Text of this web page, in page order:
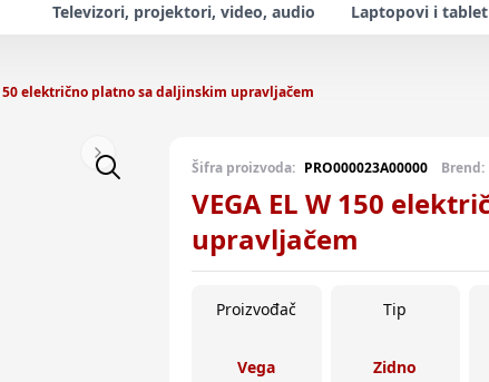
Televizori, projektori, video, audio Laptopovi i
150 električno platno sa daljinskim upravljačem
Next slide Šifra proizvoda: PRO000023A00000 Brend:
VEGA EL W 150
upravljačem
Proizvođač
Vega
Tip
Zidno